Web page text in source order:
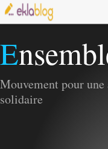
Mouvement pour
solidaire